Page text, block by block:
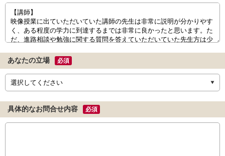
あなたの立場 必須
具体的なお問合せ内容 必須